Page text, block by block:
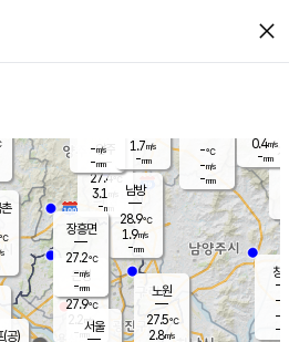
close
양주
27.4℃
3.1
-mm
-℃
-m/s
-mm
창
-
-m/
-
0.4m/s
-mm
은평
27.9℃
2.2 m/s
- mm
노원
27.5℃
2.8m/s
남방
28.9℃
1.9m/s
-mm
장흥면
27.2℃
-m/s
-mm
-m/s
-mm
(공)
서울
1.7m/s
-mm